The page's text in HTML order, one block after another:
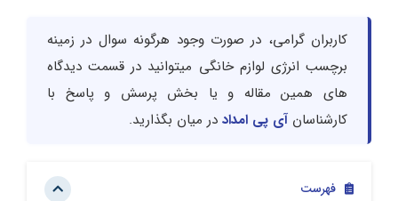
کاربران گرامی، در صورت وجود هرگونه سوال در زمینه
برچسب انرژی لوازم خانگی میتوانید در قسمت دیدگاه
های همین مقاله و یا بخش پرسش و پاسخ با
کارشناسان آی پی امداد در میان بگذارید.
فهرست